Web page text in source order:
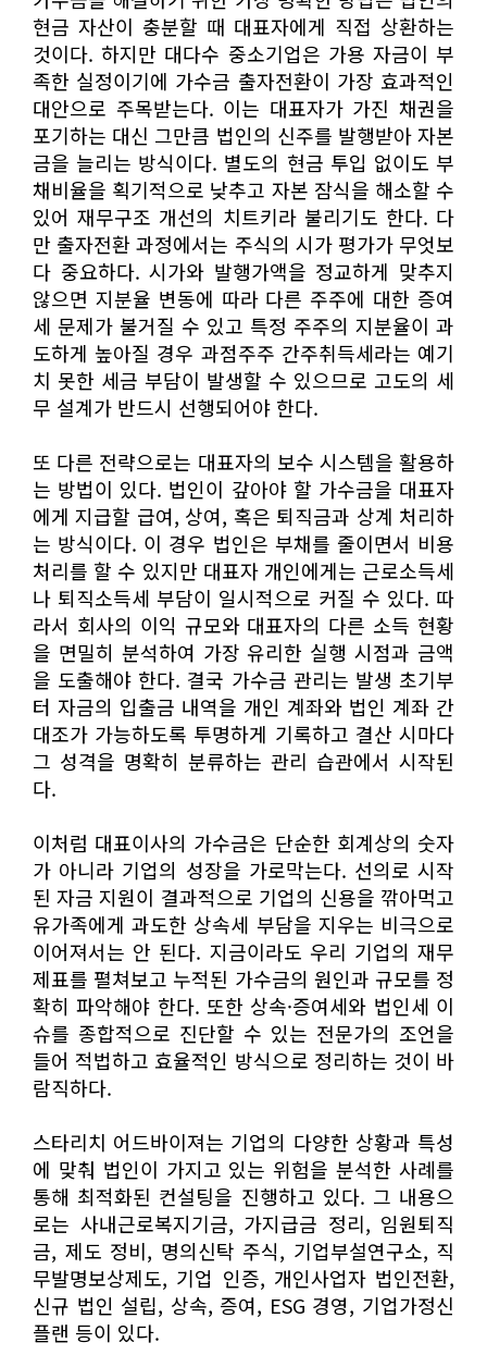
현금 자산이 충분할 때 대표자에게 직접 상환하는
것이다. 하지만 대다수 중소기업은 가용 자금이 부
족한 실정이기에 가수금 출자전환이 가장 효과적인
대안으로 주목받는다. 이는 대표자가 가진 채권을
포기하는 대신 그만큼 법인의 신주를 발행받아 자본
금을 늘리는 방식이다. 별도의 현금 투입 없이도 부
채비율을 획기적으로 낮추고 자본 잠식을 해소할 수
있어 재무구조 개선의 치트키라 불리기도 한다. 다
만 출자전환 과정에서는 주식의 시가 평가가 무엇보
다 중요하다. 시가와 발행가액을 정교하게 맞추지
않으면 지분율 변동에 따라 다른 주주에 대한 증여
세 문제가 불거질 수 있고 특정 주주의 지분율이 과
도하게 높아질 경우 과점주주 간주취득세라는 예기
치 못한 세금 부담이 발생할 수 있으므로 고도의 세
무 설계가 반드시 선행되어야 한다.
또 다른 전략으로는 대표자의 보수 시스템을 활용하
는 방법이 있다. 법인이 갚아야 할 가수금을 대표자
에게 지급할 급여, 상여, 혹은 퇴직금과 상계 처리하
는 방식이다. 이 경우 법인은 부채를 줄이면서 비용
처리를 할 수 있지만 대표자 개인에게는 근로소득세
나 퇴직소득세 부담이 일시적으로 커질 수 있다. 따
라서 회사의 이익 규모와 대표자의 다른 소득 현황
을 면밀히 분석하여 가장 유리한 실행 시점과 금액
을 도출해야 한다. 결국 가수금 관리는 발생 초기부
터 자금의 입출금 내역을 개인 계좌와 법인 계좌 간
대조가 가능하도록 투명하게 기록하고 결산 시마다
그 성격을 명확히 분류하는 관리 습관에서 시작된
다.
이처럼 대표이사의 가수금은 단순한 회계상의 숫자
가 아니라 기업의 성장을 가로막는다. 선의로 시작
된 자금 지원이 결과적으로 기업의 신용을 깎아먹고
유가족에게 과도한 상속세 부담을 지우는 비극으로
이어져서는 안 된다. 지금이라도 우리 기업의 재무
제표를 펼쳐보고 누적된 가수금의 원인과 규모를 정
확히 파악해야 한다. 또한 상속·증여세와 법인세 이
슈를 종합적으로 진단할 수 있는 전문가의 조언을
들어 적법하고 효율적인 방식으로 정리하는 것이 바
람직하다.
스타리치 어드바이져는 기업의 다양한 상황과 특성
에 맞춰 법인이 가지고 있는 위험을 분석한 사례를
통해 최적화된 컨설팅을 진행하고 있다. 그 내용으
로는 사내근로복지기금, 가지급금 정리, 임원퇴직
금, 제도 정비, 명의신탁 주식, 기업부설연구소, 직
무발명보상제도, 기업 인증, 개인사업자 법인전환,
신규 법인 설립, 상속, 증여, ESG 경영, 기업가정신
플랜 등이 있다.